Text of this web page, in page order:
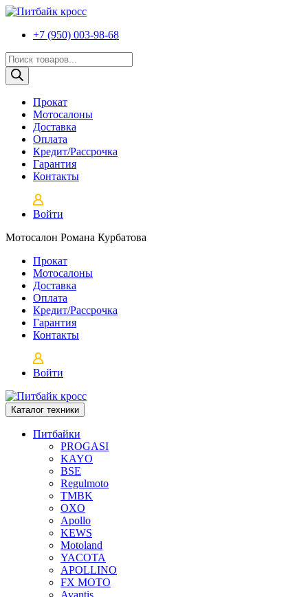
+7 (950) 003-98-68
Поиск
товаров
Прокат
Мотосалоны
Доставка
Оплата
Кредит/Рассрочка
Гарантия
Контакты
Войти
Мотосалон Романа Курбатова
Прокат
Мотосалоны
Доставка
Оплата
Кредит/Рассрочка
Гарантия
Контакты
Войти
Каталог техники
Питбайки
PROGASI
KAYO
BSE
Regulmoto
TMBK
OXO
Apollo
KEWS
Motoland
YACOTA
APOLLINO
FX MOTO
Avantis